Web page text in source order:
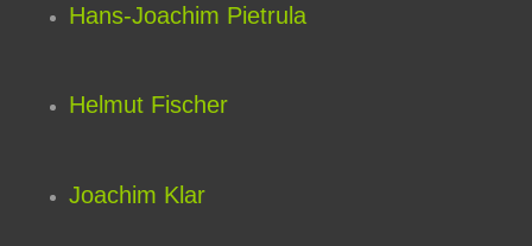
Hans-Joachim Pietrula
Helmut Fischer
Joachim Klar